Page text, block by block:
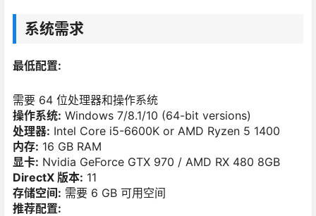
系统需求
最低配置:
需要 64 位处理器和操作系统
操作系统: Windows 7/8.1/10 (64-bit versions)
处理器: Intel Core i5-6600K or AMD Ryzen 5 1400
内存: 16 GB RAM
显卡: Nvidia GeForce GTX 970 / AMD RX 480 8GB
DirectX 版本: 11
存储空间: 需要 6 GB 可用空间
推荐配置: